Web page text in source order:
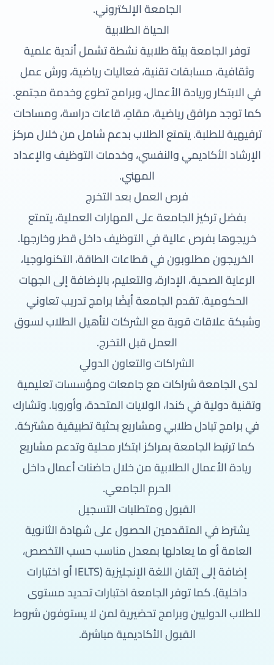
الجامعة الإلكتروني.
الحياة الطلابية
توفر الجامعة بيئة طلابية نشطة تشمل أندية علمية
وثقافية، مسابقات تقنية، فعاليات رياضية، ورش عمل
في الابتكار وريادة الأعمال، وبرامج تطوع وخدمة مجتمع.
كما توجد مرافق رياضية، مقاهٍ، قاعات دراسة، ومساحات
ترفيهية للطلبة. يتمتع الطلاب بدعم شامل من خلال مركز
الإرشاد الأكاديمي والنفسي، وخدمات التوظيف والإعداد
المهني.
فرص العمل بعد التخرج
بفضل تركيز الجامعة على المهارات العملية، يتمتع
خريجوها بفرص عالية في التوظيف داخل قطر وخارجها.
الخريجون مطلوبون في قطاعات الطاقة، التكنولوجيا،
الرعاية الصحية، الإدارة، والتعليم، بالإضافة إلى الجهات
الحكومية. تقدم الجامعة أيضًا برامج تدريب تعاوني
وشبكة علاقات قوية مع الشركات لتأهيل الطلاب لسوق
العمل قبل التخرج.
الشراكات والتعاون الدولي
لدى الجامعة شراكات مع جامعات ومؤسسات تعليمية
وتقنية دولية في كندا، الولايات المتحدة، وأوروبا. وتشارك
في برامج تبادل طلابي ومشاريع بحثية تطبيقية مشتركة.
كما ترتبط الجامعة بمراكز ابتكار محلية وتدعم مشاريع
ريادة الأعمال الطلابية من خلال حاضنات أعمال داخل
الحرم الجامعي.
القبول ومتطلبات التسجيل
يشترط في المتقدمين الحصول على شهادة الثانوية
العامة أو ما يعادلها بمعدل مناسب حسب التخصص،
إضافة إلى إتقان اللغة الإنجليزية (IELTS أو اختبارات
داخلية). كما توفر الجامعة اختبارات تحديد مستوى
للطلاب الدوليين وبرامج تحضيرية لمن لا يستوفون شروط
القبول الأكاديمية مباشرة.